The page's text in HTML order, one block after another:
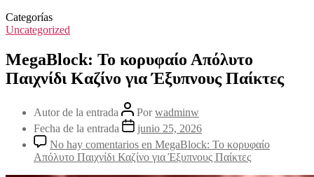
Categorías
Uncategorized
MegaBlock: Το κορυφαίο Απόλυτο
Παιχνίδι Καζίνο για Έξυπνους Παίκτες
Autor de la entrada Porwadminw
Fecha de la entrada
junio 25, 2026
No hay comentarios en MegaBlock: Το κορυφαίο
Απόλυτο Παιχνίδι Καζίνο για Έξυπνους Παίκτες